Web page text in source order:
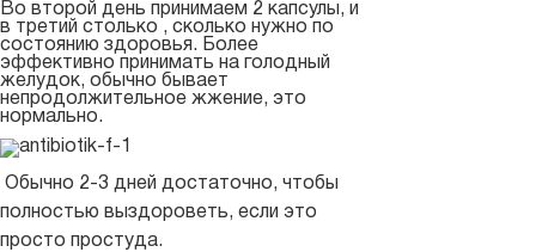
Во второй день принимаем 2 капсулы, и
в третий столько , сколько нужно по
состоянию здоровья. Более
эффективно принимать на голодный
желудок, обычно бывает
непродолжительное жжение, это
нормально.
Обычно 2-3 дней достаточно, чтобы
полностью выздороветь, если это
просто простуда.